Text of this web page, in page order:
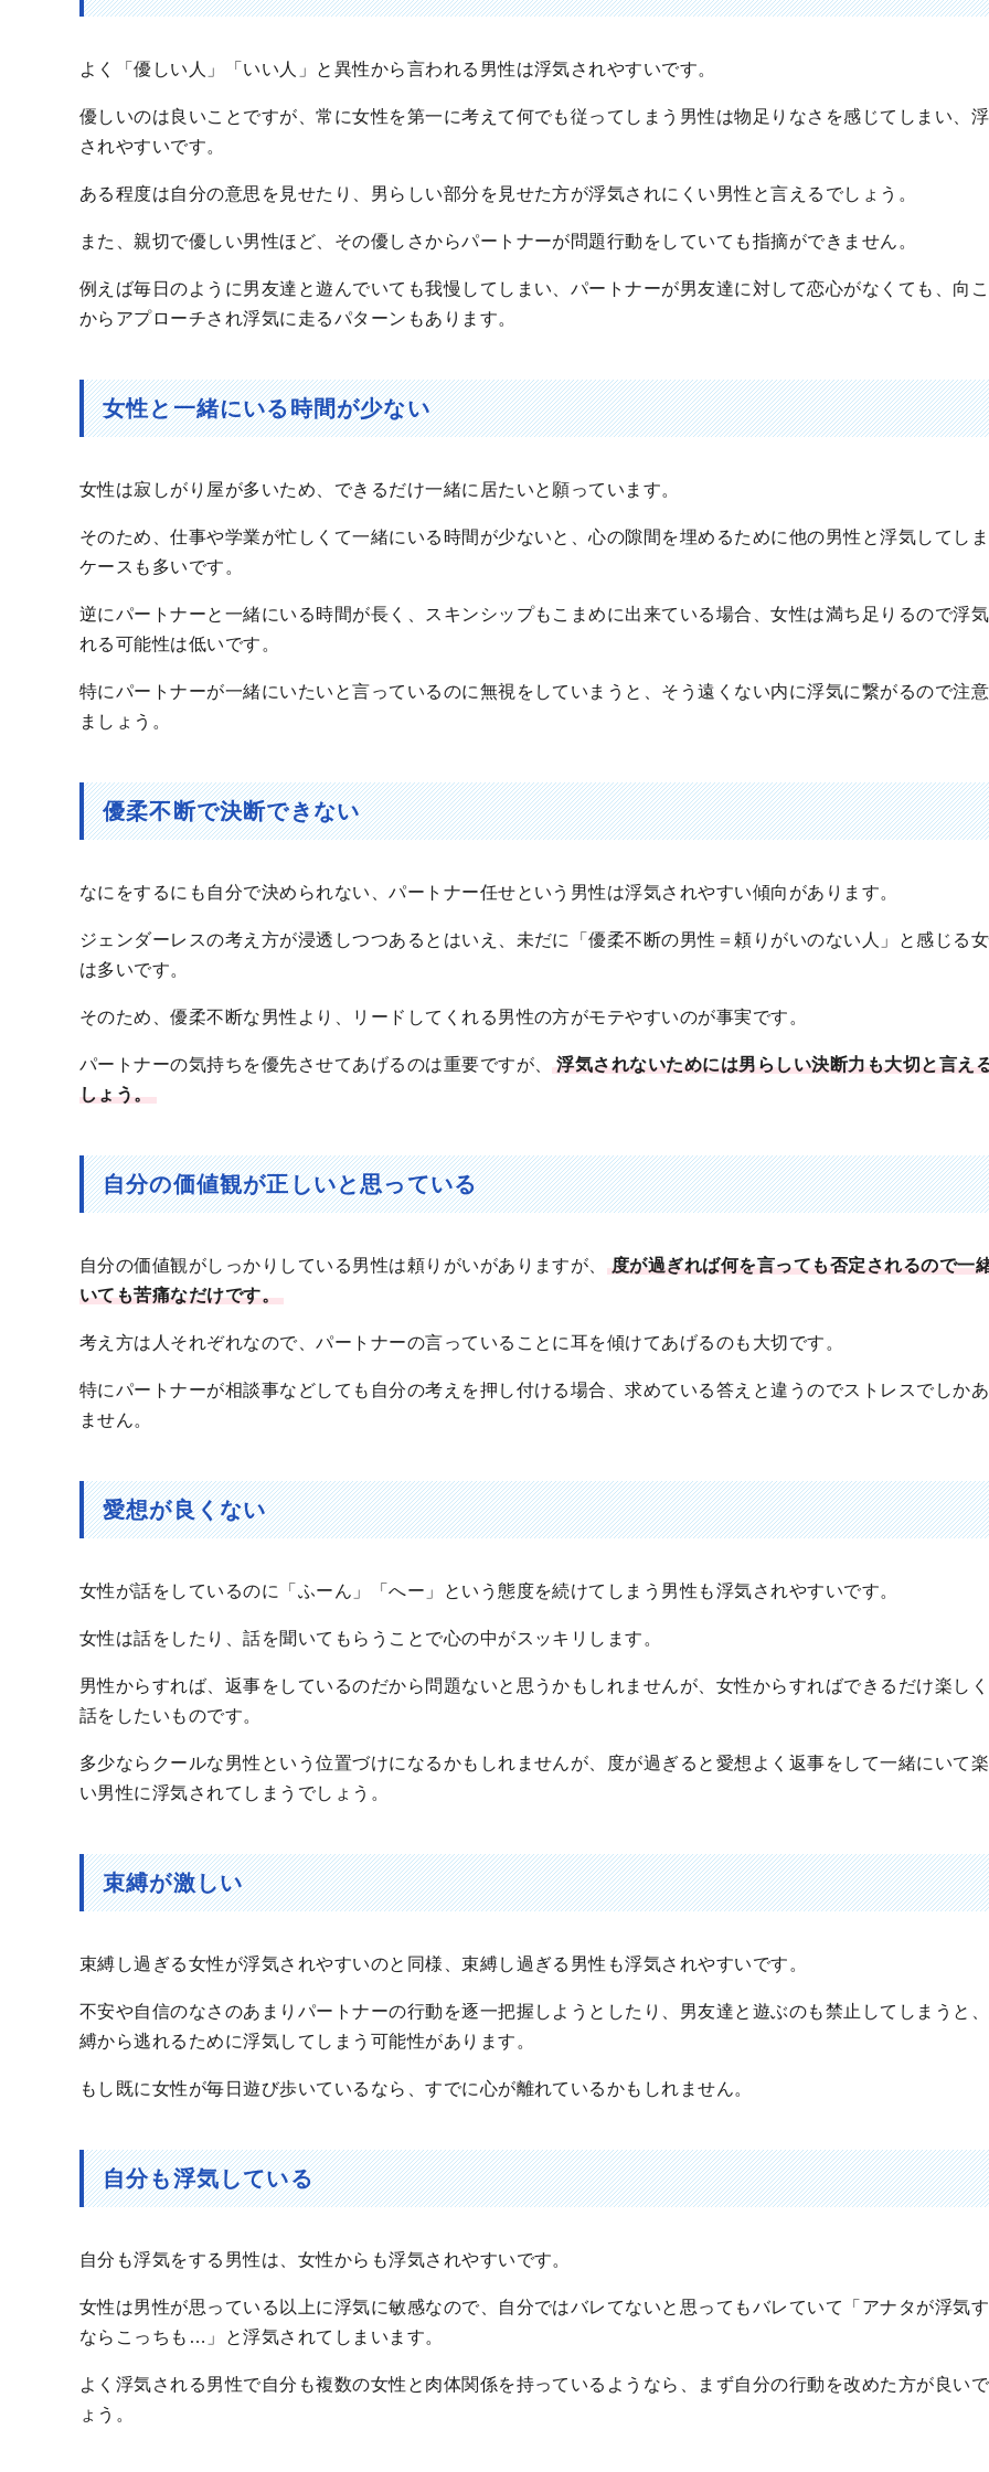
よく「優しい人」「いい人」と異性から言われる男性は浮気されやすいです。
優しいのは良いことですが、常に女性を第一に考えて何でも従ってしまう男性は物足りなさを感じてしまい、
されやすいです。
ある程度は自分の意思を見せたり、男らしい部分を見せた方が浮気されにくい男性と言えるでしょう。
また、親切で優しい男性ほど、その優しさからパートナーが問題行動をしていても指摘ができません。
例えば毎日のように男友達と遊んでいても我慢してしまい、パートナーが男友達に対して恋心がなくても、向こ
からアプローチされ浮気に走るパターンもあります。
女性と一緒にいる時間が少ない
女性は寂しがり屋が多いため、できるだけ一緒に居たいと願っています。
そのため、仕事や学業が忙しくて一緒にいる時間が少ないと、心の隙間を埋めるために他の男性と浮気してしま
ケースも多いです。
逆にパートナーと一緒にいる時間が長く、スキンシップもこまめに出来ている場合、女性は満ち足りるので浮気
れる可能性は低いです。
特にパートナーが一緒にいたいと言っているのに無視をしていまうと、そう遠くない内に浮気に繋がるので注
ましょう。
優柔不断で決断できない
なにをするにも自分で決められない、パートナー任せという男性は浮気されやすい傾向があります。
ジェンダーレスの考え方が浸透しつつあるとはいえ、未だに「優柔不断の男性＝頼りがいのない人」と感じる
は多いです。
そのため、優柔不断な男性より、リードしてくれる男性の方がモテやすいのが事実です。
パートナーの気持ちを優先させてあげるのは重要ですが、 浮気されないためには男らしい決断力も大切と言え
しょう。
自分の価値観が正しいと思っている
自分の価値観がしっかりしている男性は頼りがいがありますが、
度が過ぎれば何を言っても否定されるので一
いても苦痛なだけです。
考え方は人それぞれなので、パートナーの言っていることに耳を傾けてあげるのも大切です。
特にパートナーが相談事などしても自分の考えを押し付ける場合、求めている答えと違うのでストレスでしかあ
ません。
愛想が良くない
女性が話をしているのに「ふーん」「へー」という態度を続けてしまう男性も浮気されやすいです。
女性は話をしたり、話を聞いてもらうことで心の中がスッキリします。
男性からすれば、返事をしているのだから問題ないと思うかもしれませんが、女性からすればできるだけ楽し
話をしたいものです。
多少ならクールな男性という位置づけになるかもしれませんが、度が過ぎると愛想よく返事をして一緒にいて
い男性に浮気されてしまうでしょう。
束縛が激しい
束縛し過ぎる女性が浮気されやすいのと同様、束縛し過ぎる男性も浮気されやすいです。
不安や自信のなさのあまりパートナーの行動を逐一把握しようとしたり、男友達と遊ぶのも禁止してしまうと
縛から逃れるために浮気してしまう可能性があります。
もし既に女性が毎日遊び歩いているなら、すでに心が離れているかもしれません。
自分も浮気している
自分も浮気をする男性は、女性からも浮気されやすいです。
女性は男性が思っている以上に浮気に敏感なので、自分ではバレてないと思ってもバレていて「アナタが浮気
ならこっちも…」と浮気されてしまいます。
よく浮気される男性で自分も複数の女性と肉体関係を持っているようなら、まず自分の行動を改めた方が良い
ょう。